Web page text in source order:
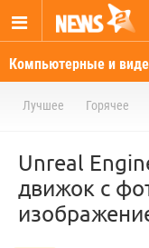
Компьютерные и
Лучшее Горячее
Unreal
движок с